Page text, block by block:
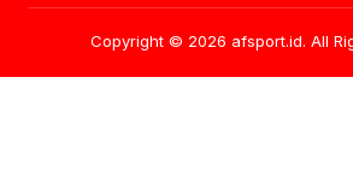
Copyright © 2026 afsport.id. All